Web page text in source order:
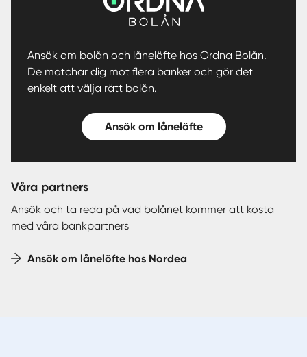
Ansök om bolån och lånelöfte hos Ordna Bolån.
De matchar dig mot flera banker och gör det
enkelt att välja rätt bolån.
Ansök om lånelöfte
Våra partners
Ansök och ta reda på vad bolånet kommer att kosta
med våra bankpartners
Ansök om lånelöfte hos Nordea